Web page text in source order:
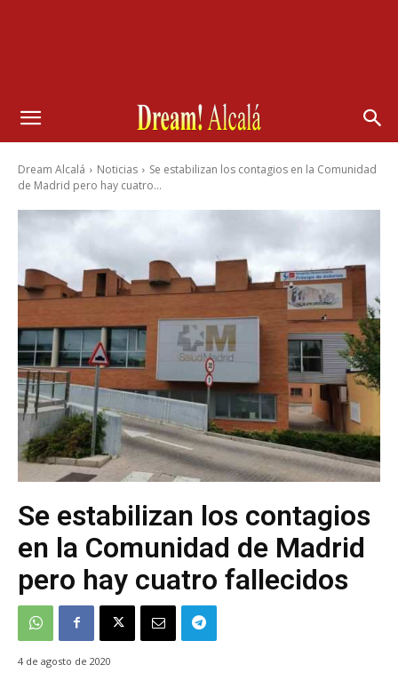
Dream Alcalá Noticias
Se estabilizan los contagios en la Comunidad
de Madrid pero hay cuatro...
Se estabilizan los contagios
en la Comunidad de Madrid
pero hay cuatro fallecidos
4 de agosto de 2020